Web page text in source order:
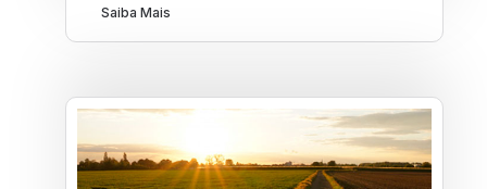
Saiba Mais